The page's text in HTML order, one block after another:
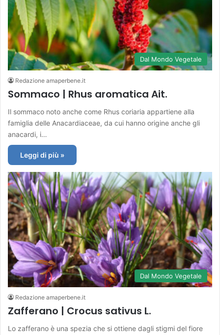
Dal Mondo Vegetale
Redazione amaperbene.it
Sommaco | Rhus aromatica Ait.
Il sommaco noto anche come Rhus coriaria appartiene alla
famiglia delle Anacardiaceae, da cui hanno origine anche gli
anacardi, i…
Leggi di più »
Dal Mondo Vegetale
Redazione amaperbene.it
Zafferano | Crocus sativus L.
Lo zafferano è una spezia che si ottiene dagli stigmi del fiore